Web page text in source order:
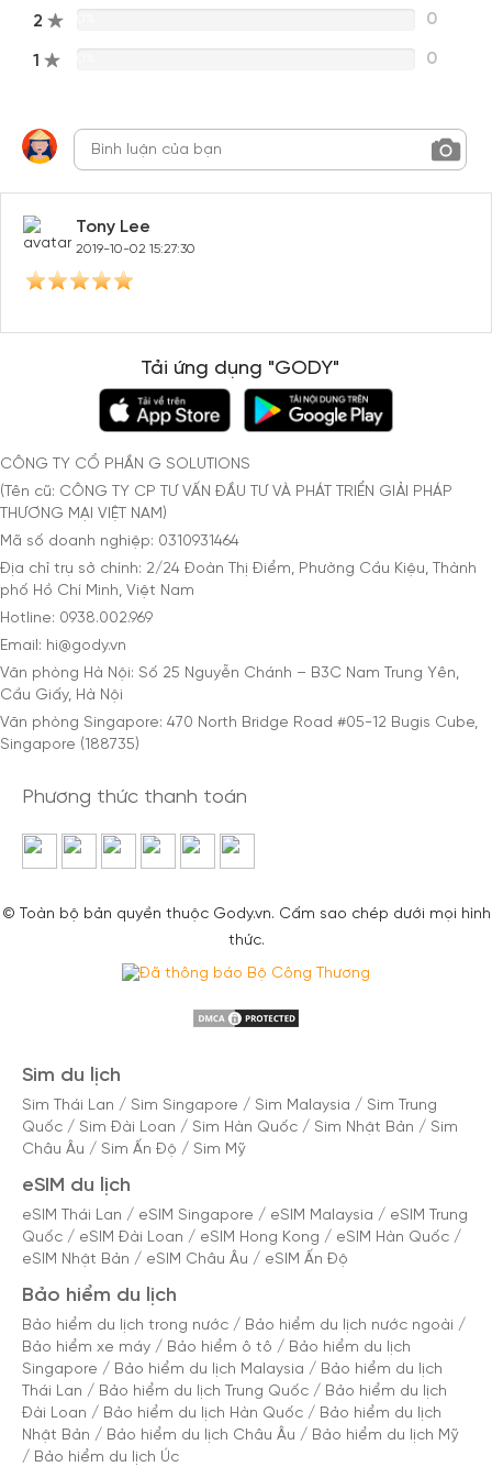
2 0
1 0
Tony Lee
2019-10-02 15:27:30
Tải ứng dụng "GODY"
CÔNG TY CỔ PHẦN G SOLUTIONS
(Tên cũ: CÔNG TY CP TƯ VẤN ĐẦU TƯ VÀ PHÁT TRIỂN GIẢI PHÁP
THƯƠNG MẠI VIỆT NAM)
Mã số doanh nghiệp: 0310931464
Địa chỉ trụ sở chính: 2/24 Đoàn Thị Điểm, Phường Cầu Kiệu, Thành
phố Hồ Chí Minh, Việt Nam
Hotline: 0938.002.969
Email: hi@gody.vn
Văn phòng Hà Nội: Số 25 Nguyễn Chánh – B3C Nam Trung Yên,
Cầu Giấy, Hà Nội
Văn phòng Singapore: 470 North Bridge Road #05-12 Bugis Cube,
Singapore (188735)
Phương thức thanh toán
© Toàn bộ bản quyền thuộc Gody.vn. Cấm sao chép dưới mọi hình
thức.
Sim du lịch
Sim Thái Lan / Sim Singapore / Sim Malaysia / Sim Trung
Quốc / Sim Đài Loan / Sim Hàn Quốc / Sim Nhật Bản / Sim
Châu Âu / Sim Ấn Độ / Sim Mỹ
eSIM du lịch
eSIM Thái Lan / eSIM Singapore / eSIM Malaysia / eSIM Trung
Quốc / eSIM Đài Loan / eSIM Hong Kong / eSIM Hàn Quốc /
eSIM Nhật Bản / eSIM Châu Âu / eSIM Ấn Độ
Bảo hiểm du lịch
Bảo hiểm du lịch trong nước / Bảo hiểm du lịch nước ngoài /
Bảo hiểm xe máy / Bảo hiểm ô tô / Bảo hiểm du lịch
Singapore / Bảo hiểm du lịch Malaysia / Bảo hiểm du lịch
Thái Lan / Bảo hiểm du lịch Trung Quốc / Bảo hiểm du lịch
Đài Loan / Bảo hiểm du lịch Hàn Quốc / Bảo hiểm du lịch
Nhật Bản / Bảo hiểm du lịch Châu Âu / Bảo hiểm du lịch Mỹ
/ Bảo hiểm du lịch Úc